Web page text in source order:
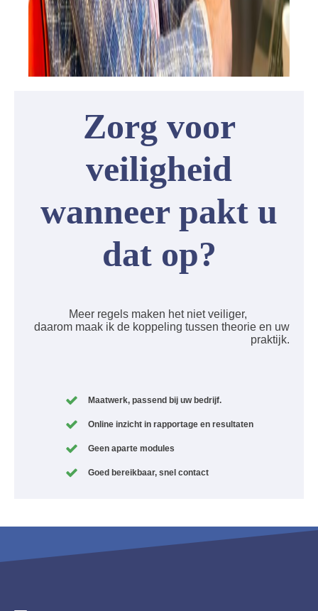
Zorg voor
veiligheid
wanneer pakt u
dat op?
Meer regels maken het niet veiliger,
daarom maak ik de koppeling tussen theorie en uw
praktijk.
Maatwerk, passend bij uw bedrijf.
Online inzicht in rapportage en resultaten
Geen aparte modules
Goed bereikbaar, snel contact